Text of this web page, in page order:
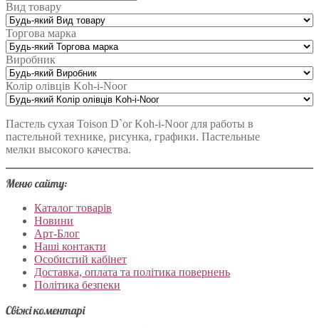
Вид товару
Торгова марка
Виробник
Колір олівців Koh-i-Noor
Пастель сухая Toison D`or Koh-i-Noor для работы в
пастельной технике, рисунка, графики. Пастельные
мелки высокого качества.
Меню сайту:
Каталог товарів
Новини
Арт-Блог
Наші контакти
Особистий кабінет
Доставка, оплата та політика повернень
Політика безпеки
Свіжі коментарі